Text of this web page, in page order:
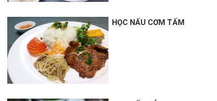
HỌC NẤU CƠM TẤM